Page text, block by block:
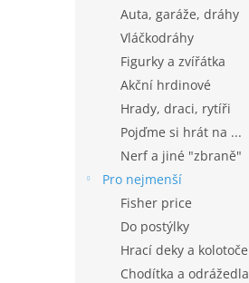
Auta, garáže, dráhy
Vláčkodráhy
Figurky a zvířátka
Akční hrdinové
Hrady, draci, rytíři
Pojďme si hrát na ...
Nerf a jiné "zbraně"
Pro nejmenší
Fisher price
Do postýlky
Hrací deky a kolotoče
Chodítka a odrážedla